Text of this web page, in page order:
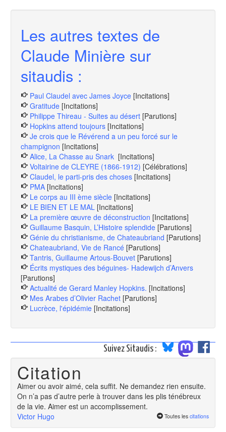
Les autres textes de
Claude Minière sur
sitaudis :
Paul Claudel avec James Joyce [Incitations]
Gratitude [Incitations]
Philippe Thireau - Suites au désert [Parutions]
Hopkins attend toujours [Incitations]
Je crois que le Révérend a un peu forcé sur le
champignon [Incitations]
Alice, La Chasse au Snark [Incitations]
Voltairine de CLEYRE (1866-1912) [Célébrations]
Claudel, le parti-pris des choses [Incitations]
PMA [Incitations]
Le corps au III ème siècle [Incitations]
LE BIEN ET LE MAL [Incitations]
La première œuvre de déconstruction [Incitations]
Guillaume Basquin, L’Histoire splendide [Parutions]
Génie du christianisme, de Chateaubriand [Parutions]
Chateaubriand, Vie de Rancé [Parutions]
Tantris, Guillaume Artous-Bouvet [Parutions]
Écrits mystiques des béguines- Hadewijch d’Anvers
[Parutions]
Actualité de Gerard Manley Hopkins. [Incitations]
Mes Arabes d’Olivier Rachet [Parutions]
Lucrèce, l'épidémie [Incitations]
Suivez Sitaudis :
Citation
Aimer ou avoir aimé, cela suffit. Ne demandez rien ensuite.
On n’a pas d’autre perle à trouver dans les plis ténébreux
de la vie. Aimer est un accomplissement.
Victor Hugo
Toutes les citations